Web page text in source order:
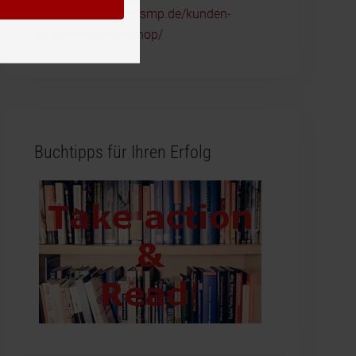
https://www.reckliesmp.de/kunden-
ansprechen-workshop/
Buchtipps für Ihren Erfolg